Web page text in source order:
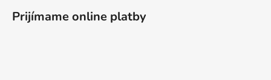
Prijímame online platby